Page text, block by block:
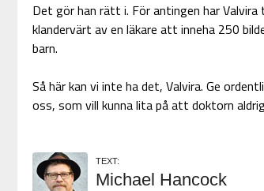
Det gör han rätt i. För antingen har
klandervärt av en läkare att inneha 250
barn.
Så här kan vi inte ha det, Valvira. Ge
oss, som vill kunna lita på att doktorn
TEXT:
Michael Hancock